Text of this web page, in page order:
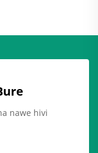
nawe hivi